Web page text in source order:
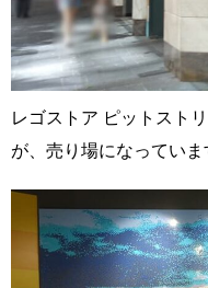
レゴストア ピットスト
が、売り場になっていま